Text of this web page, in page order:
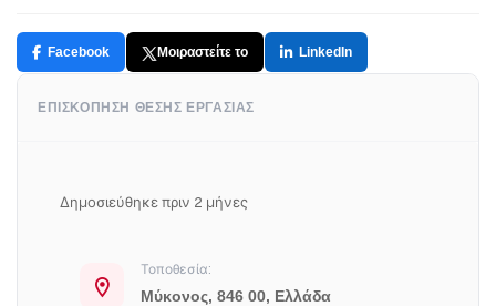
Facebook Μοιραστείτε το LinkedIn
ΕΠΙΣΚΌΠΗΣΗ ΘΈΣΗΣ ΕΡΓΑΣΊΑΣ
Δημοσιεύθηκε πριν 2 μήνες
Τοποθεσία:
Μύκονος, 846 00, Ελλάδα